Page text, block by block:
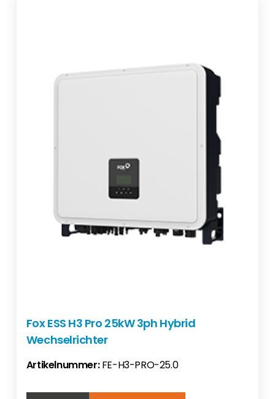
Fox ESS H3 Pro 25kW 3ph Hybrid
Wechselrichter
Artikelnummer:FE-H3-PRO-25.0